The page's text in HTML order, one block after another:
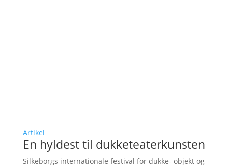
Artikel
En hyldest til dukketeaterkunsten
Silkeborgs internationale festival for dukke- objekt og